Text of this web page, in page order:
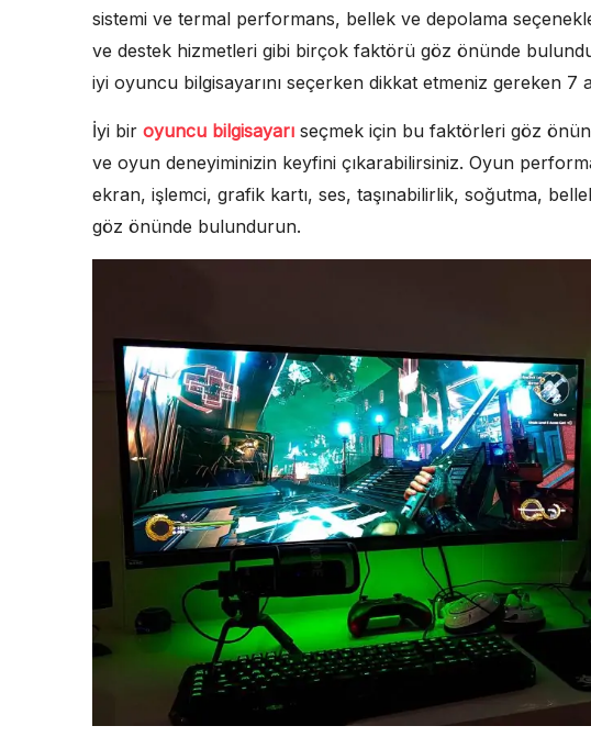
sistemi ve termal performans, bellek ve depolama
ve destek hizmetleri gibi birçok faktörü göz önünde
iyi oyuncu bilgisayarını seçerken dikkat etmeniz gereken 7
İyi bir oyuncu bilgisayarı seçmek için bu faktörleri göz
ve oyun deneyiminizin keyfini çıkarabilirsiniz. Oyun
ekran, işlemci, grafik kartı, ses, taşınabilirlik, soğutma,
göz önünde bulundurun.